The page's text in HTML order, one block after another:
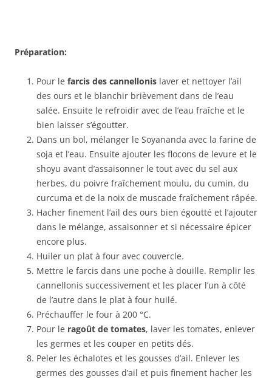
Préparation:
Pour le farcis des cannellonis laver et nettoyer l’ail
des ours et le blanchir brièvement dans de l’eau
salée. Ensuite le refroidir avec de l’eau fraîche et le
bien laisser s’égoutter.
Dans un bol, mélanger le Soyananda avec la farine de
soja et l’eau. Ensuite ajouter les flocons de levure et le
shoyu avant d’assaisonner le tout avec du sel aux
herbes, du poivre fraîchement moulu, du cumin, du
curcuma et de la noix de muscade fraîchement râpée.
Hacher finement l’ail des ours bien égoutté et l’ajouter
dans le mélange, assaisonner et si nécessaire épicer
encore plus.
Huiler un plat à four avec couvercle.
Mettre le farcis dans une poche à douille. Remplir les
cannellonis successivement et les placer l’un à côté
de l’autre dans le plat à four huilé.
Préchauffer le four à 200 °C.
Pour le ragoût de tomates, laver les tomates, enlever
les germes et les couper en petits dés.
Peler les échalotes et les gousses d’ail. Enlever les
germes des gousses d’ail et puis finement hacher les